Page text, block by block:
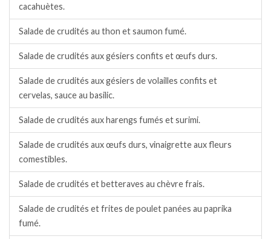
cacahuètes.
Salade de crudités au thon et saumon fumé.
Salade de crudités aux gésiers confits et œufs durs.
Salade de crudités aux gésiers de volailles confits et
cervelas, sauce au basilic.
Salade de crudités aux harengs fumés et surimi.
Salade de crudités aux œufs durs, vinaigrette aux fleurs
comestibles.
Salade de crudités et betteraves au chèvre frais.
Salade de crudités et frites de poulet panées au paprika
fumé.